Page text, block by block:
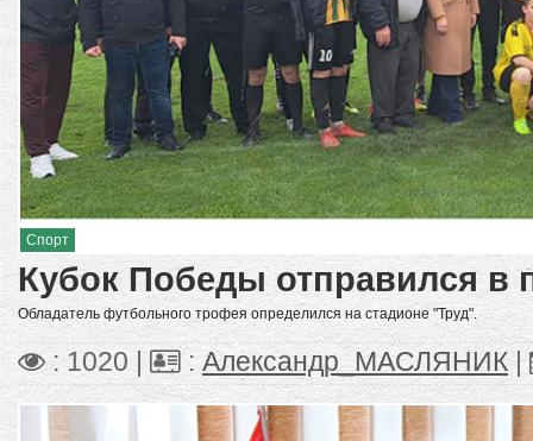
Спорт
Кубок Победы отправился в
Обладатель футбольного трофея определился на стадионе "Труд".
: 1020 | : Александр_МАСЛЯНИК|